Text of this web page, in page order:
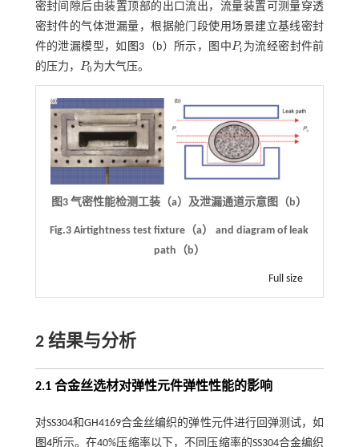
密封间隙后由装置顶部的出口流出，流量装置可测量穿透
密封件的气体泄漏量，根据舱门段使用场景建立基线密封
件的泄漏模型，如 图3 （b）所示，图中Pi
Pi 为流经密封件前
的压力， P0
P0 为大气压。
图3 气密性能检测工装（a）及泄漏通道示意图（b）
Fig.3 Airtightness test fixture（a） and diagram of leak
path（b）
Full size
2 结果与分析
2.1 合金丝选材对弹性元件弹性性能的影响
对SS304和GH4169合金丝编织的弹性元件进行回弹测试，如
图4所示。在40%压缩率以下，不同压缩率的SS304合金编织